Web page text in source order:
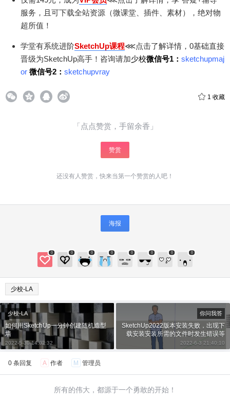
服务，且可下载全站资源（微课堂、插件、素材），绝对物
超所值！
学堂有系统进阶SketchUp课程⋘点击了解详情，0基础直接
晋级为SketchUp高手！咨询请加少校微信号1： sketchupmaj
or 微信号2： sketchupvray
1 收藏
「点点赞赏，手留余香」
赞赏
还没有人赞赏，快来当第一个赞赏的人吧！
海报
0 0 0 0 0 0 0 0
少校-LA
给少校-LA打赏
2 元
立刻支付
¥
微信支付
少校-LA
如何用SketchUp一分钟创建随机造型
墙
2022-5-30 14:02:32
你问我答
SketchUp2022版本安装失败，出现下
载安装安装所需的文件时发生错误等
提示……
2022-6-3 21:40:10
0 条回复 A 作者 M 管理员
所有的伟大，都源于一个勇敢的开始！
您没有权限发布内容，请购买会员或者提升权
6位以上